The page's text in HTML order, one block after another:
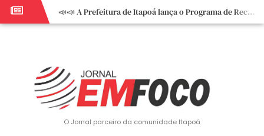
📣📣 A Prefeitura de Itapoá lança o Programa de Recuperação Fiscal (REFIS).
📢 Empreendedor do turismo, esta oportunidade é para você! Itapoá – SC.
O Jornal parceiro da comunidade Itapoá